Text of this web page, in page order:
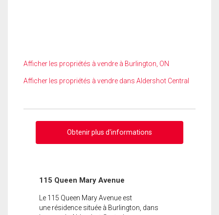
Afficher les propriétés à vendre à Burlington, ON
Afficher les propriétés à vendre dans Aldershot Central
Obtenir plus d'informations
115 Queen Mary Avenue
Le 115 Queen Mary Avenue est
une résidence située à Burlington, dans